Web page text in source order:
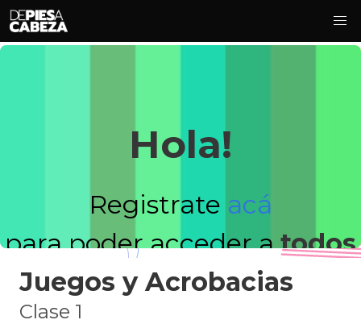
Hola!
Registrate acá
para poder acceder atodos
los videos!
Juegos y Acrobacias
Clase 1